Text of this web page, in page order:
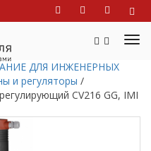
ДЛЯ ИНЖЕНЕРНЫХ
и регуляторы /
CV216 GG, IMI